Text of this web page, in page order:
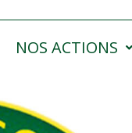
NOS ACTIONS